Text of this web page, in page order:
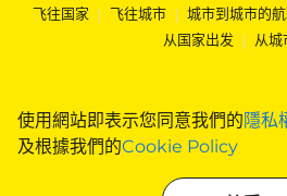
使用網站即表示您同意我們的隱私
及根據我們的Cookie Policy
飞往国家 | 飞往城市 | 城市到城市的
从国家出发 | 从城